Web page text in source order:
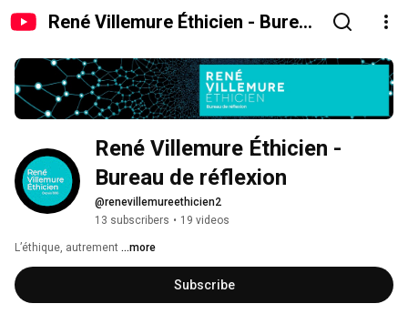
René Villemure Éthicien - Bureau
René Villemure Éthicien -
Bureau de réflexion
@renevillemureethicien2
13 subscribers • 19 videos
L’éthique, autrement ...more
Subscribe